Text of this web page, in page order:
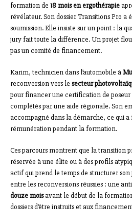
formation de 18 mois en ergothérapie
révélateur. Son dossier Transitions Pro a
soumission. Elle insiste sur un point : la
jury fait toute la différence. Un projet
pas un comité de financement.
Karim, technicien dans l’automobile à
reconversion vers le secteur
pour financer une certification de poseur
complétés par une aide régionale. Son
accompagné dans la démarche, ce qui
rémunération pendant la formation.
Ces parcours montrent que la transition
réservée à une élite ou à des profils
actif qui prend le temps de structurer
entre les reconversions réussies : une
douze moisavant le début de la
dossiers d’être instruits et aux